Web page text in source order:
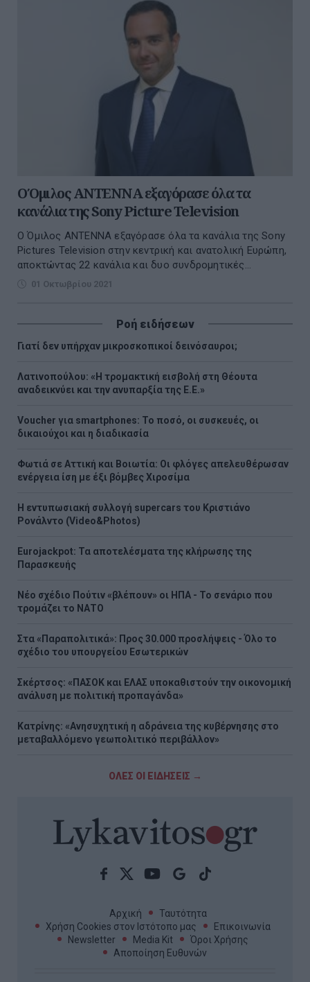
Ο Όμιλος ANTENNA εξαγόρασε όλα τα
κανάλια της Sony Picture Television
O Όμιλος ΑΝΤΕΝΝΑ εξαγόρασε όλα τα κανάλια της Sony
Pictures Television στην κεντρική και ανατολική Ευρώπη,
αποκτώντας 22 κανάλια και δυο συνδρομητικές...
01 Οκτωβρίου 2021
Ροή ειδήσεων
Γιατί δεν υπήρχαν μικροσκοπικοί δεινόσαυροι;
Λατινοπούλου: «Η τρομακτική εισβολή στη Θέουτα
αναδεικνύει και την ανυπαρξία της Ε.Ε.»
Voucher για smartphones: Το ποσό, οι συσκευές, οι
δικαιούχοι και η διαδικασία
Φωτιά σε Αττική και Βοιωτία: Οι φλόγες απελευθέρωσαν
ενέργεια ίση με έξι βόμβες Χιροσίμα
H εντυπωσιακή συλλογή supercars του Κριστιάνο
Ρονάλντο (Video&Photos)
Eurojackpot: Τα αποτελέσματα της κλήρωσης της
Παρασκευής
Νέο σχέδιο Πούτιν «βλέπουν» οι ΗΠΑ - Το σενάριο που
τρομάζει το ΝΑΤΟ
Στα «Παραπολιτικά»: Προς 30.000 προσλήψεις - Όλο το
σχέδιο του υπουργείου Εσωτερικών
Σκέρτσος: «ΠΑΣΟΚ και ΕΛΑΣ υποκαθιστούν την οικονομική
ανάλυση με πολιτική προπαγάνδα»
Κατρίνης: «Ανησυχητική η αδράνεια της κυβέρνησης στο
μεταβαλλόμενο γεωπολιτικό περιβάλλον»
ΟΛΕΣ ΟΙ ΕΙΔΗΣΕΙΣ →
Αρχική
Ταυτότητα
Χρήση Cookies στον Ιστότοπο μας
Επικοινωνία
Newsletter
Media Kit
Όροι Χρήσης
Αποποίηση Ευθυνών